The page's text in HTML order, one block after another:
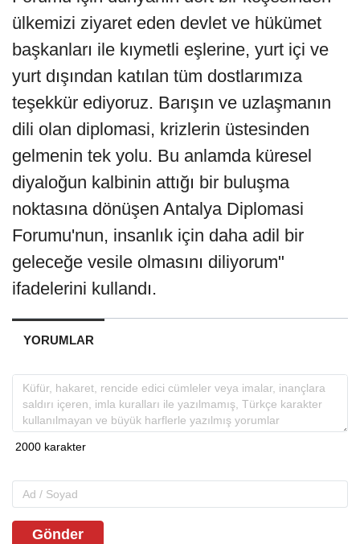
ülkemizi ziyaret eden devlet ve hükümet
başkanları ile kıymetli eşlerine, yurt içi ve
yurt dışından katılan tüm dostlarımıza
teşekkür ediyoruz. Barışın ve uzlaşmanın
dili olan diplomasi, krizlerin üstesinden
gelmenin tek yolu. Bu anlamda küresel
diyaloğun kalbinin attığı bir buluşma
noktasına dönüşen Antalya Diplomasi
Forumu'nun, insanlık için daha adil bir
geleceğe vesile olmasını diliyorum"
ifadelerini kullandı.
YORUMLAR
Gönder